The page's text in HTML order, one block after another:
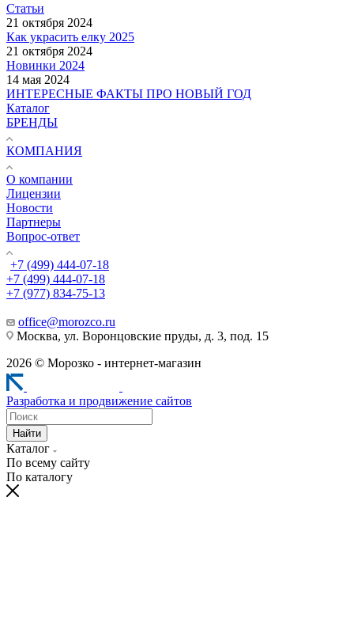
Статьи
21 октября 2024
Как украсить елку 2025
21 октября 2024
Новинки 2024
14 мая 2024
ИНТЕРЕСНЫЕ ФАКТЫ ПРО НОВЫЙ ГОД
Каталог
БРЕНДЫ
КОМПАНИЯ
О компании
Лицензии
Новости
Партнеры
Вопрос-ответ
+7 (499) 444-07-18
+7 (499) 444-07-18
+7 (977) 834-75-13
office@morozco.ru
Москва, ул. Воронцовские пруды, д. 3, под. 15
2026 © Морозко - интернет-магазин
Разработка и продвижение сайтов
Найти
Каталог
По всему сайту
По каталогу